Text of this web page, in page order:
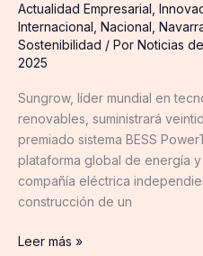
Actualidad Empresarial ,
Internacional , Nacional ,
Sostenibilidad / Por Noticias
2025
Sungrow, líder mundial en
renovables, suministrará
premiado sistema BESS
plataforma global de energía
compañía eléctrica
construcción de un
en
Finlandia
con
y
KSBR
Leer más »